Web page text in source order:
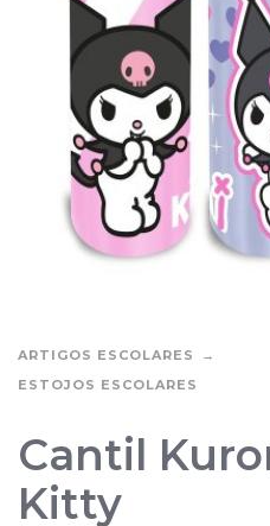
ARTIGOS ESCOLARES
ESTOJOS ESCOLARES
Cantil
Kitty